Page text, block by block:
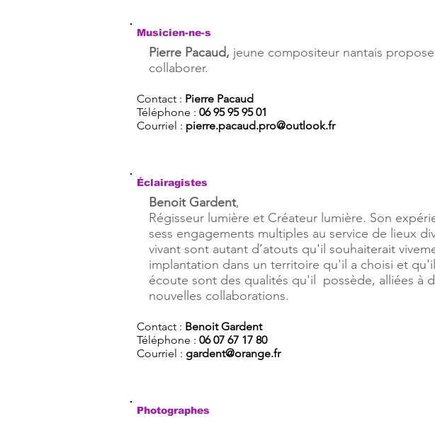
Musicien-ne-s
Pierre Pacaud, jeune compositeur nantais
collaborer.
Contact : Pierre Pacaud
Téléphone : 06 95 95 95 01
Courriel : pierre.pacaud.pro@outlook.fr
Éclairagistes
Benoit Gardent,
Régisseur lumière et Créateur lumière. Son
sess engagements multiples au service de lieux
vivant sont autant d’atouts qu'il souhaiterait
implantation dans un territoire qu'il a choisi et
écoute sont des qualités qu'il possède, alliées à
nouvelles collaborations.
Contact : Benoit Gardent
Téléphone : 06 07 67 17 80
Courriel : gardent@orange.fr
Photographes